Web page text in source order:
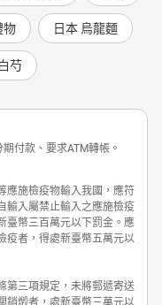
物 日本 烏龍麵
白芍
付款、要求ATM轉帳。
應施檢疫物輸入我國，應符
輸入屬禁止輸入之應施檢疫
臺幣三百萬元以下罰金。應
疫者，得處新臺幣五萬元以
第三項規定，未將郵遞寄送
銷燬者，處新臺幣三萬元以